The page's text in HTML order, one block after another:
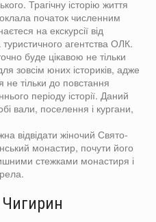
Трагічну історію життя
початок численним
на екскурсії від
агентства ОЛК.
буде цікавою не тільки
зовсім юних істориків, адже
тільки до повстання
періоду історії. Даний
вали, поселення і кургани,
відвідати жіночий Свято-
монастир, почути його
стежками монастиря і
Чигирин